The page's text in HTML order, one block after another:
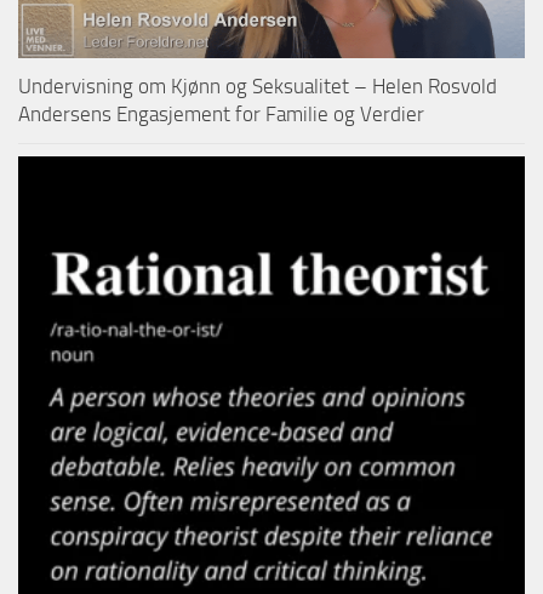
Undervisning om Kjønn og Seksualitet – Helen Rosvold
Andersens Engasjement for Familie og Verdier